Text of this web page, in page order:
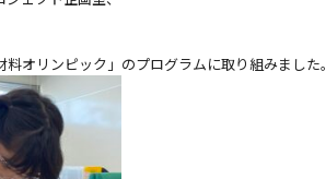
オリンピック」のプログラムに取り組みました。